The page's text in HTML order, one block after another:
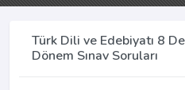
Türk Dili ve Edebiyatı 8
Dönem Sınav Soruları